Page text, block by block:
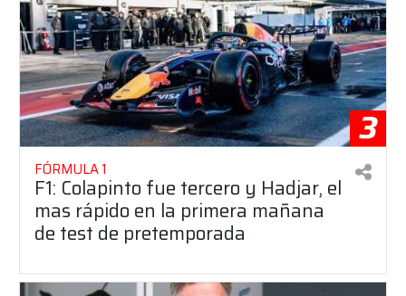
3
FÓRMULA 1
F1: Colapinto fue tercero y Hadjar, el
mas rápido en la primera mañana
de test de pretemporada